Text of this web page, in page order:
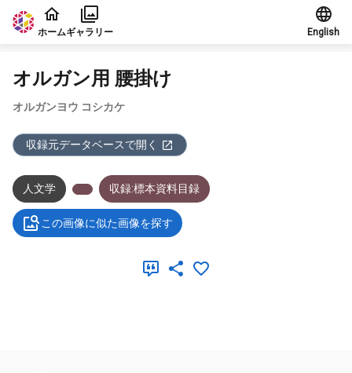
本文に飛ぶ
ホームギャラリー English
オルガン用 腰掛け
オルガンヨウ コシカケ
収録元データベースで開く
人文学 収録:標本資料目録
この画像に似た画像を探す